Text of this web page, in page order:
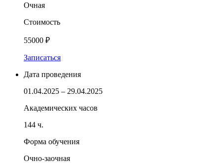
Очная
Стоимость
55000 ₽
Записаться
Дата проведения
01.04.2025 – 29.04.2025
Академических часов
144 ч.
Форма обучения
Очно-заочная